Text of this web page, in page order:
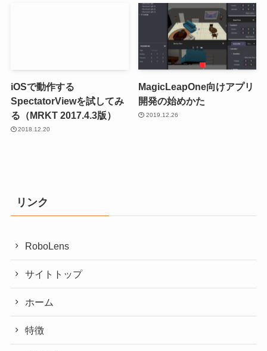
iOSで動作する
SpectatorViewを試してみ
る（MRKT 2017.4.3版）
2018.12.20
MagicLeapOne向けアプリ
開発の始めかた
2019.12.26
リンク
RoboLens
サイトトップ
ホーム
特徴